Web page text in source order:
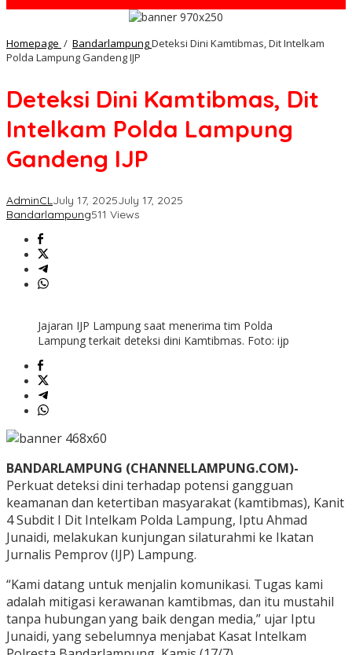
Homepage / BandarlampungDeteksi Dini Kamtibmas, Dit Intelkam
Polda Lampung Gandeng IJP
Deteksi Dini Kamtibmas, Dit
Intelkam Polda Lampung
Gandeng IJP
AdminCLJuly 17, 2025July 17, 2025
Bandarlampung511 Views
Jajaran IJP Lampung saat menerima tim Polda
Lampung terkait deteksi dini Kamtibmas. Foto: ijp
BANDARLAMPUNG (CHANNELLAMPUNG.COM)-
Perkuat deteksi dini terhadap potensi gangguan
keamanan dan ketertiban masyarakat (kamtibmas), Kanit
4 Subdit I Dit Intelkam Polda Lampung, Iptu Ahmad
Junaidi, melakukan kunjungan silaturahmi ke Ikatan
Jurnalis Pemprov (IJP) Lampung.
“Kami datang untuk menjalin komunikasi. Tugas kami
adalah mitigasi kerawanan kamtibmas, dan itu mustahil
tanpa hubungan yang baik dengan media,” ujar Iptu
Junaidi, yang sebelumnya menjabat Kasat Intelkam